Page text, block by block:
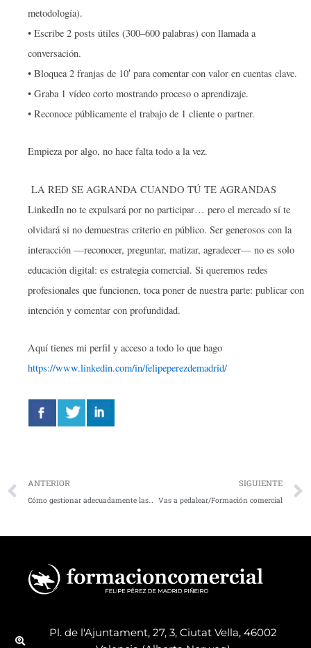
metodología).
• Escribe 2 posts útiles (300–600 palabras) con llamada a
conversación.
• Bloquea 2 franjas de 10′ para comentar con valor en cuentas clave.
• Graba 1 vídeo corto mostrando proceso o aprendizaje.
• Reconoce públicamente el trabajo de 1 cliente o partner.
Empieza por algo, no hace falta todo a la vez.
LA RED SE AGRANDA CUANDO TÚ TE AGRANDAS
LinkedIn no te expulsará por no participar… pero el mercado sí te
olvidará si no demuestras criterio en público. Ser generosos con la
interacción —reconocer, preguntar, matizar, agradecer— no es solo
educación digital: es estrategia comercial. Si queremos redes
profesionales que funcionen, toca poner de nuestra parte: publicar con
intención y comentar con profundidad.
Aquí tienes mi perfil y acceso a todo lo que hago
https://www.linkedin.com/in/felipeperezdemadrid/
Ant
ANTERIOR SIGUIENTE
Vas a pedalear/Formación comercial
Pl. de l'Ajuntament, 27, 3, Ciutat Vella, 46002